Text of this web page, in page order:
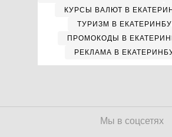
КУРСЫ ВАЛЮТ В
ТУРИЗМ В
ПРОМОКОДЫ В
РЕКЛАМА В
Мы в соцсетях